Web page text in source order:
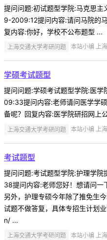
提问问题:初试题型学院:马克思
9-2009:12提问内容:请问马院的
复内容:你好，学校不公布题型 ...
上海交通大学考研问题 本站小编 上
学硕考试题型
提问问题:学硕考试题型学院:医
09:33提问内容:老师请问医学学
备呢？回复内容:医学院研招网上
上海交通大学考研问题 本站小编 上
考试题型
提问问题:考试题型学院:护理学
38提问内容:老师您好！想请问一
另外，护理专硕今年除了推免生
试题不做答复，具体专招生计划
n/ ...
上海交通大学考研问题 本站小编 上